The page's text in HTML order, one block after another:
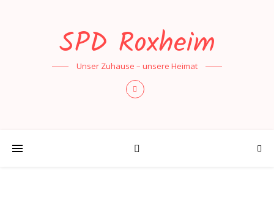
SPD Roxheim
Unser Zuhause – unsere Heimat